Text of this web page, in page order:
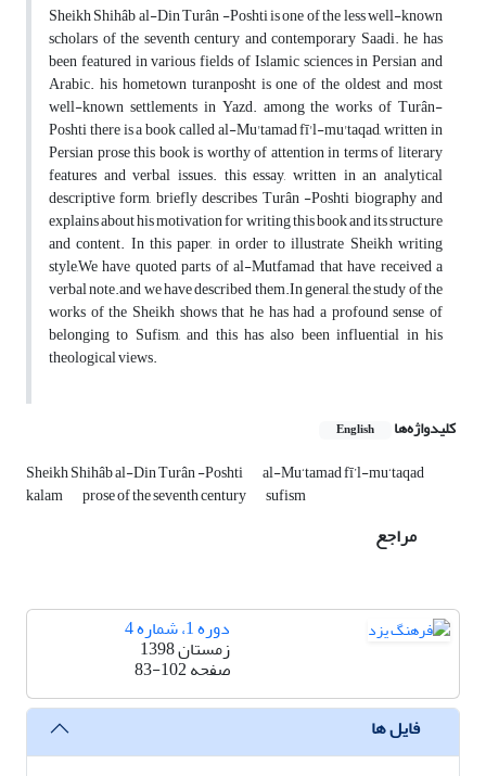
Sheikh Shihâb al-Din Turân -Poshti is one of the less well-known
scholars of the seventh century and contemporary Saadi. he has
been featured in various fields of Islamic sciences in Persian and
Arabic. his hometown turanposht is one of the oldest and most
well-known settlements in Yazd. among the works of Turân-
Poshti there is a book called al-Mu'tamad fī'l-mu'taqad, written in
Persian prose this book is worthy of attention in terms of literary
features and verbal issues. this essay, written in an analytical
descriptive form, briefly describes Turân -Poshti biography and
explains about his motivation for writing this book and its structure
and content. In this paper, in order to illustrate Sheikh writing
style,We have quoted parts of al-Mutfamad that have received a
verbal note.and we have described them.In general, the study of the
works of the Sheikh shows that he has had a profound sense of
belonging to Sufism, and this has also been influential in his
theological views.
کلیدواژه‌ها English
Sheikh Shihâb al-Din Turân -Poshti al-Mu‘tamad fī’l-mu‘taqad
kalam prose of the seventh century sufism
مراجع
دوره 1، شماره 4
زمستان 1398
صفحه83-102
فایل ها